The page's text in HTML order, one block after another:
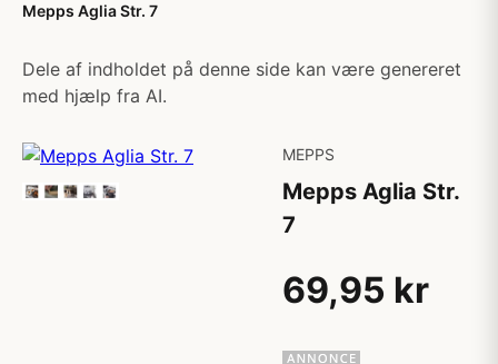
Mepps Aglia Str. 7
Dele af indholdet på denne side kan være genereret
med hjælp fra AI.
MEPPS
Mepps Aglia Str.
7
69,95 kr